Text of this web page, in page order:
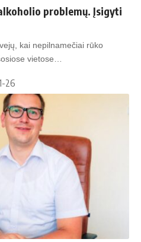
problemų. Įsigyti
kai nepilnamečiai rūko
vietose…
26